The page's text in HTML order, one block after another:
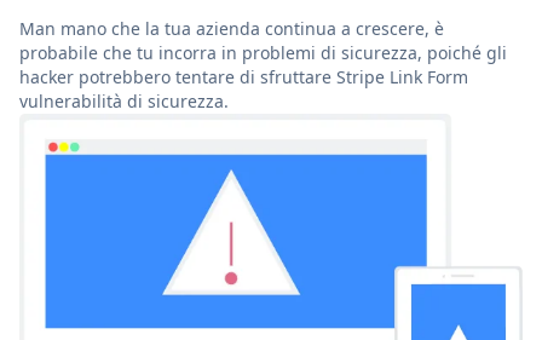
Man mano che la tua azienda continua a crescere, è
probabile che tu incorra in problemi di sicurezza, poiché gli
hacker potrebbero tentare di sfruttare Stripe Link Form
vulnerabilità di sicurezza.